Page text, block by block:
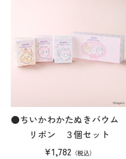
●ちいかわかたぬきバウム
リボン ３個セット
¥1,782 （税込）